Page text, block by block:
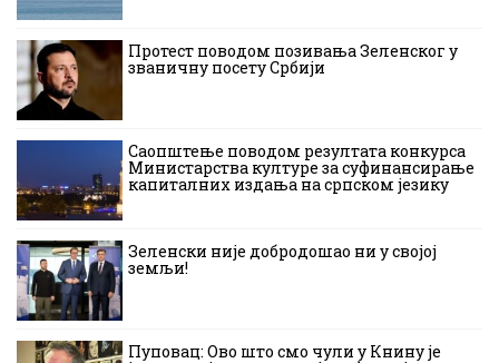
Протест поводом позивања Зеленског у
званичну посету Србији
Саопштење поводом резултата конкурса
Министарства културе за суфинансирање
капиталних издања на српском језику
Зеленски није добродошао ни у својој
земљи!
Пуповац: Ово што смо чули у Книну је